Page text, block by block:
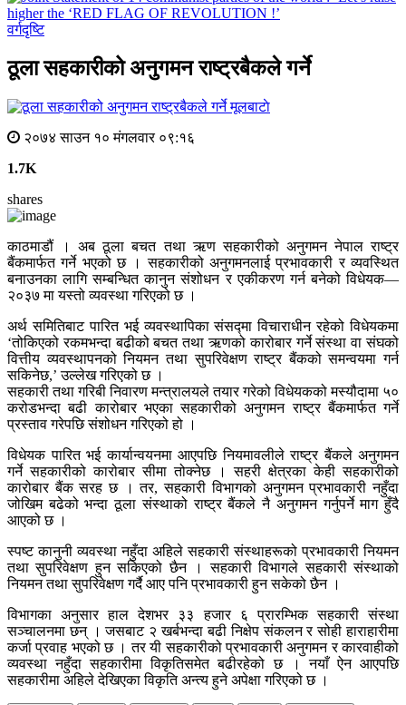
वर्गदृष्टि
ठूला सहकारीको अनुगमन राष्ट्रबैकले गर्ने
मूलबाटाे
२०७४ साउन १० मंगलवार ०९:१६
1.7K
shares
काठमाडौं । अब ठूला बचत तथा ऋण सहकारीको अनुगमन नेपाल राष्ट्र
बैंकमार्फत गर्ने भएको छ । सहकारीको अनुगमनलाई प्रभावकारी र व्यवस्थित
बनाउनका लागि सम्बन्धित कानुन संशोधन र एकीकरण गर्न बनेको विधेयक—
२०३७ मा यस्तो व्यवस्था गरिएको छ ।
अर्थ समितिबाट पारित भई व्यवस्थापिका संसद्मा विचाराधीन रहेको विधेयकमा
‘तोकिएको रकमभन्दा बढीको बचत तथा ऋणको कारोबार गर्ने संस्था वा संघको
वित्तीय व्यवस्थापनको नियमन तथा सुपरिवेक्षण राष्ट्र बैंकको समन्वयमा गर्न
सकिनेछ,’ उल्लेख गरिएको छ ।
सहकारी तथा गरिबी निवारण मन्त्रालयले तयार गरेको विधेयकको मस्यौदामा ५०
करोडभन्दा बढी कारोबार भएका सहकारीको अनुगमन राष्ट्र बैंकमार्फत गर्ने
प्रस्ताव गरेपछि संशोधन गरिएको हो ।
विधेयक पारित भई कार्यान्वयनमा आएपछि नियमावलीले राष्ट्र बैंकले अनुगमन
गर्ने सहकारीको कारोबार सीमा तोक्नेछ । सहरी क्षेत्रका केही सहकारीको
कारोबार बैंक सरह छ । तर, सहकारी विभागको अनुगमन प्रभावकारी नहुँदा
जोखिम बढेको भन्दा ठूला संस्थाको राष्ट्र बैंकले नै अनुगमन गर्नुपर्ने माग हुँदै
आएको छ ।
स्पष्ट कानुनी व्यवस्था नहुँदा अहिले सहकारी संस्थाहरूको प्रभावकारी नियमन
तथा सुपरिवेक्षण हुन सकिएको छैन । सहकारी विभागले सहकारी संस्थाको
नियमन तथा सुपरिवेक्षण गर्दै आए पनि प्रभावकारी हुन सकेको छैन ।
विभागका अनुसार हाल देशभर ३३ हजार ६ प्रारम्भिक सहकारी संस्था
सञ्चालनमा छन् । जसबाट २ खर्बभन्दा बढी निक्षेप संकलन र सोही हाराहारीमा
कर्जा प्रवाह भएको छ । तर यी सहकारीको प्रभावकारी अनुगमन र कारवाहीको
व्यवस्था नहुँदा सहकारीमा विकृतिसमेत बढीरहेको छ । नयाँ ऐन आएपछि
सहकारीमा अहिले देखिएका विकृति अन्त्य हुने अपेक्षा गरिएको छ ।